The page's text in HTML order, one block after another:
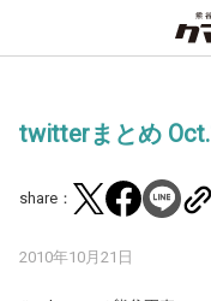
twitterまとめ
share：
2010年10月21日